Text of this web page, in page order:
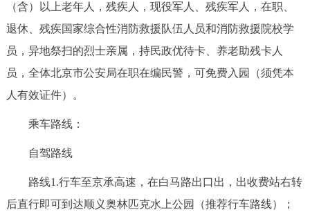
绿色北京 图说北京 视频北京
多语种
ENGLISH
ESPAÑOL العربية PORTUGUÊS
（含）以上老年人，残疾人，现役军人、残疾军人，在职、
退休、残疾国家综合性消防救援队伍人员和消防救援院校学
员，异地祭扫的烈士亲属，持民政优待卡、养老助残卡人
员，全体北京市公安局在职在编民警，可免费入园（须凭本
人有效证件）。
乘车路线：
自驾路线
路线1.行车至京承高速，在白马路出口出，出收费站右转
后直行即可到达顺义奥林匹克水上公园（推荐行车路线）；